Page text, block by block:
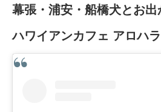
幕張・浦安・船橋犬とお出
ハワイアンカフェ アロハ